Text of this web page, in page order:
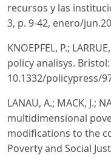
recursos y las
3, p. 9-42, enero/
KNOEPFEL, P.;
policy analisys.
10.1332/policypress/
LANAU, A.; MACK, J.;
multidimensional
modifications to the
Poverty and Social